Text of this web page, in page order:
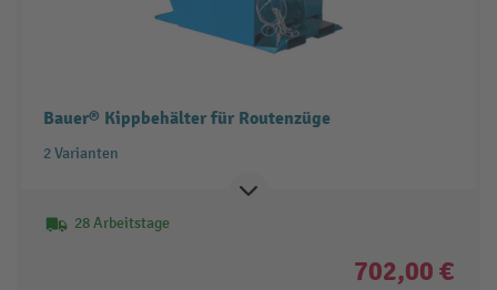
Bauer® Kippbehälter für Routenzüge
2 Varianten
28 Arbeitstage
702,00 €